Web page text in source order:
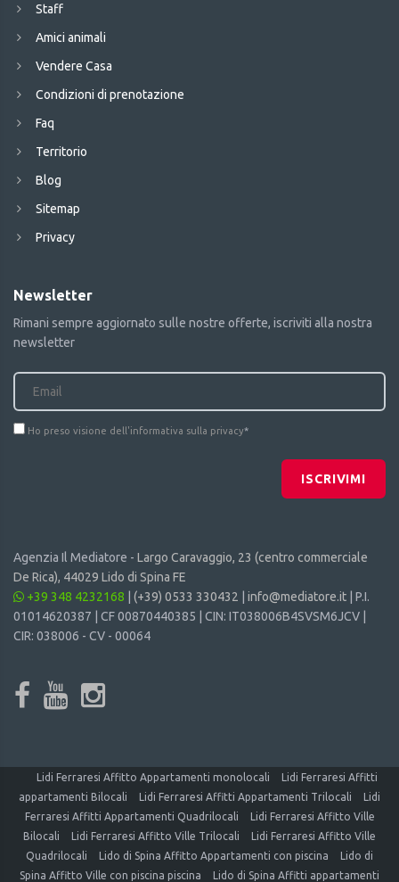
Staff
Amici animali
Vendere Casa
Condizioni di prenotazione
Faq
Territorio
Blog
Sitemap
Privacy
Newsletter
Rimani sempre aggiornato sulle nostre offerte, iscriviti alla nostra
newsletter
Ho preso visione dell'informativa sulla privacy*
ISCRIVIMI
Agenzia Il Mediatore - Largo Caravaggio, 23 (centro commerciale
De Rica), 44029 Lido di Spina FE
+39 348 4232168
(+39) 0533 330432 info@mediatore.it | P.I.
01014620387 | CF 00870440385 | CIN: IT038006B4SVSM6JCV |
CIR: 038006 - CV - 00064
Lidi Ferraresi Affitto Appartamenti monolocali
Lidi Ferraresi Affitti
appartamenti Bilocali
Lidi Ferraresi Affitti Appartamenti Trilocali
Lidi
Ferraresi Affitti Appartamenti Quadrilocali
Lidi Ferraresi Affitto Ville
Bilocali
Lidi Ferraresi Affitto Ville Trilocali
Lidi Ferraresi Affitto Ville
Quadrilocali
Lido di Spina Affitto Appartamenti con piscina
Lido di
Spina Affitto Ville con piscina piscina
Lido di Spina Affitti appartamenti